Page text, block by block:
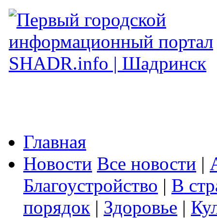
Главная
Новости Все новости |
Благоустройство | В
порядок | Здоровье |